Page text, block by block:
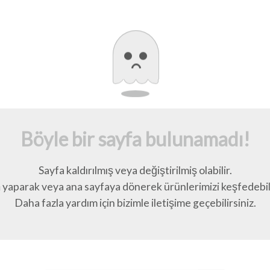
Böyle bir sayfa bulunamadı!
Sayfa kaldırılmış veya değiştirilmiş olabilir.
yaparak veya ana sayfaya dönerek ürünlerimizi
Daha fazla yardım için bizimle iletişime geçebilirsiniz.